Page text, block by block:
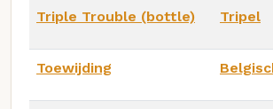
Triple Trouble (bottle) Tripel
Toewijding